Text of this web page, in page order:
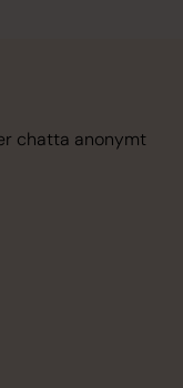
chatta anonymt